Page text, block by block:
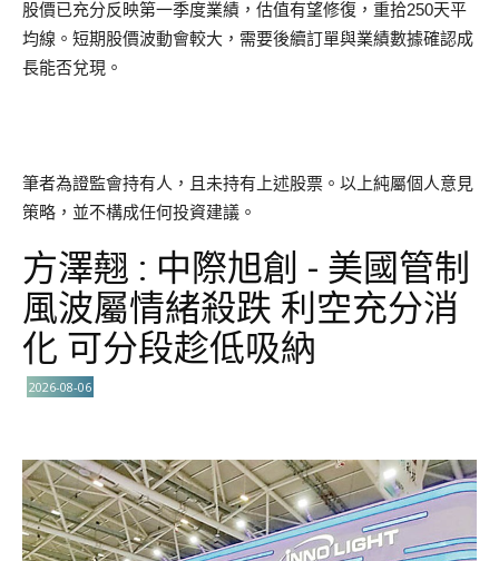
股價已充分反映第一季度業績，估值有望修復，重拾250天平
均線。短期股價波動會較大，需要後續訂單與業績數據確認成
長能否兌現。
筆者為證監會持有人，且未持有上述股票。以上純屬個人意見
策略，並不構成任何投資建議。
方澤翹 : 中際旭創 - 美國管制
風波屬情緒殺跌 利空充分消
化 可分段趁低吸納
2026-08-06